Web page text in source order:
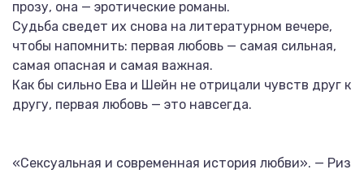
прозу, она — эротические романы.
Судьба сведет их снова на литературном вечере,
чтобы напомнить: первая любовь — самая сильная,
самая опасная и самая важная.
Как бы сильно Ева и Шейн не отрицали чувств друг к
другу, первая любовь — это навсегда.
«Сексуальная и современная история любви». — Риз